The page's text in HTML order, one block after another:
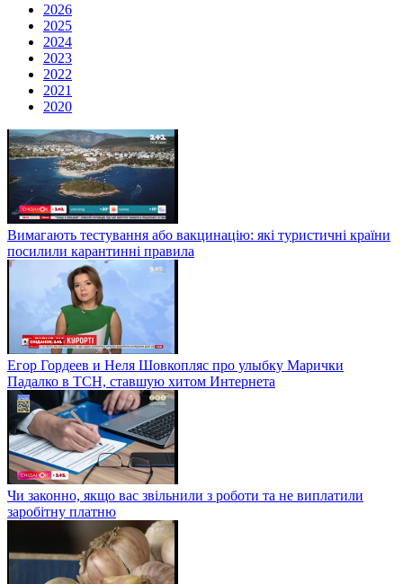
2026
2025
2024
2023
2022
2021
2020
Вимагають тестування або вакцинацію: які туристичні країни
посилили карантинні правила
Егор Гордеев и Неля Шовкопляс про улыбку Марички
Падалко в ТСН, ставшую хитом Интернета
Чи законно, якщо вас звільнили з роботи та не виплатили
заробітну платню